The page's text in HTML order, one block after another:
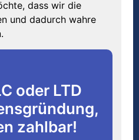
dass wir die
und dadurch wahre
oder LTD
zahlbar!